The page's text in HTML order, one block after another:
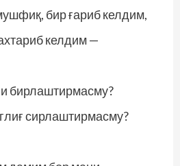
бир ғариб келдим,
келдим —
бирлаштирмасму?
сирлаштирмасму?